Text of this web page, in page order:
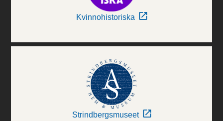
Kvinnohistoriska
Strindbergsmuseet